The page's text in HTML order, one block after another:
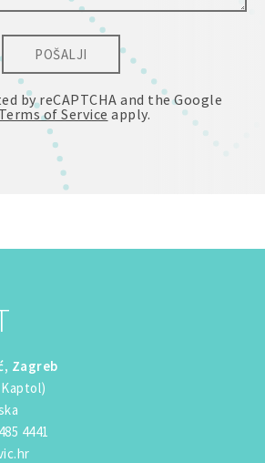
POŠALJI
by reCAPTCHA and the Google
Terms of Service apply.
Zagreb
4441